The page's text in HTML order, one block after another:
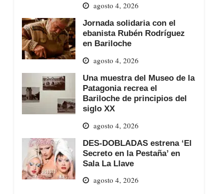
agosto 4, 2026
Jornada solidaria con el
ebanista Rubén Rodríguez
en Bariloche
agosto 4, 2026
Una muestra del Museo de la
Patagonia recrea el
Bariloche de principios del
siglo XX
agosto 4, 2026
DES-DOBLADAS estrena ‘El
Secreto en la Pestaña’ en
Sala La Llave
agosto 4, 2026